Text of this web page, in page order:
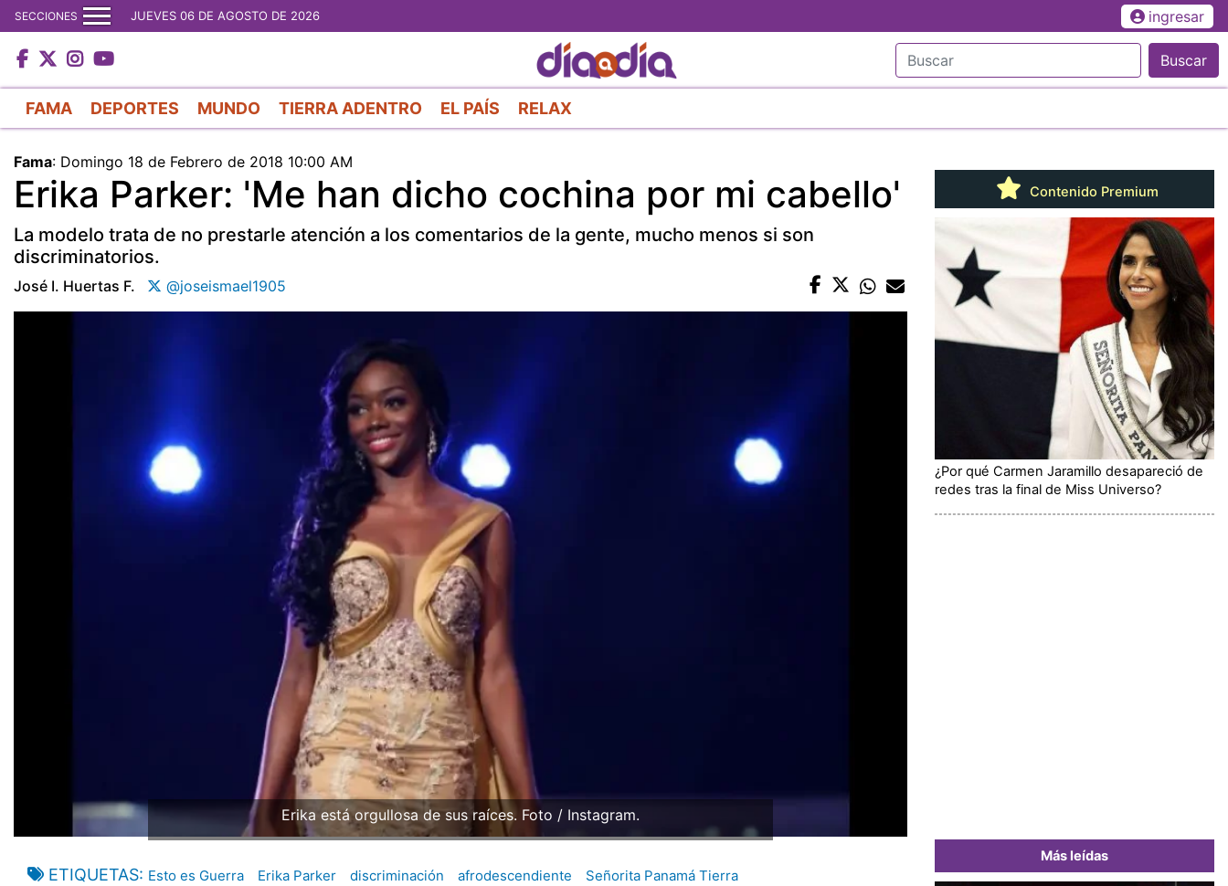
al
contenido
principal
SECCIONES JUEVES 06 DE AGOSTO DE 2026 ingresar
Buscar
FAMA DEPORTES MUNDO TIERRA ADENTRO EL PAÍS RELAX
Fama: Domingo 18 de Febrero de 2018 10:00 AM
Erika Parker: 'Me han dicho cochina por mi cabello'
La modelo trata de no prestarle atención a los comentarios de la gente, mucho menos si son
discriminatorios.
José I. Huertas F. @joseismael1905
Erika está orgullosa de sus raíces. Foto / Instagram.
ETIQUETAS Esto es Guerra Erika Parker discriminación afrodescendiente Señorita Panamá Tierra
Contenido Premium
¿Por qué Carmen Jaramillo desapareció de
redes tras la final de Miss Universo?
Más leídas